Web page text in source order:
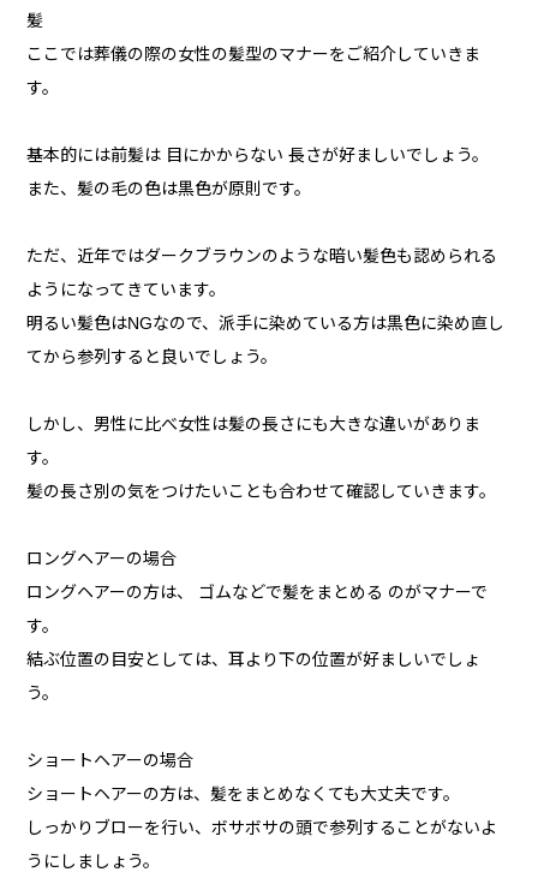
髪
ここでは葬儀の際の女性の髪型のマナーをご紹介していきま
す。
基本的には前髪は 目にかからない 長さが好ましいでしょう。
また、髪の毛の色は黒色が原則です。
ただ、近年ではダークブラウンのような暗い髪色も認められる
ようになってきています。
明るい髪色はNGなので、派手に染めている方は黒色に染め直し
てから参列すると良いでしょう。
しかし、男性に比べ女性は髪の長さにも大きな違いがありま
す。
髪の長さ別の気をつけたいことも合わせて確認していきます。
ロングヘアーの場合
ロングヘアーの方は、 ゴムなどで髪をまとめる のがマナーで
す。
結ぶ位置の目安としては、耳より下の位置が好ましいでしょ
う。
ショートヘアーの場合
ショートヘアーの方は、髪をまとめなくても大丈夫です。
しっかりブローを行い、ボサボサの頭で参列することがないよ
うにしましょう。